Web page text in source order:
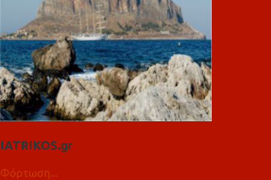
IATRIKOS.gr
Φόρτωση...